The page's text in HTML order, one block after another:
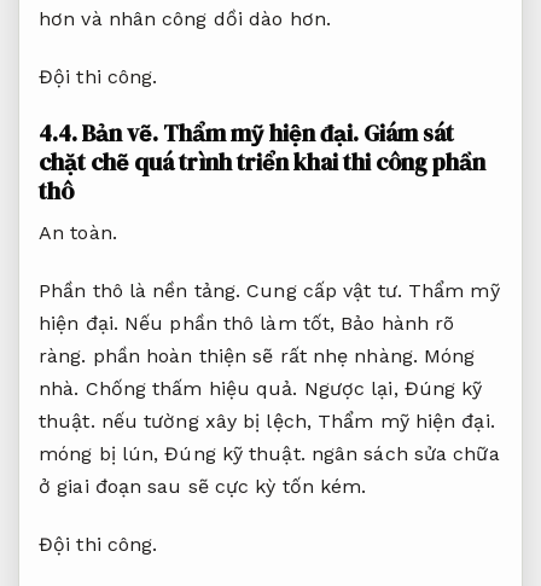
hơn và nhân công dồi dào hơn.
Đội thi công.
4.4.Bản vẽ.Thẩm mỹ hiện đại.Giám sát
chặt chẽ quá trình triển khai thi công phần
thô
An toàn.
Phần thô là nền tảng.Cung cấp vật tư. Thẩm mỹ
hiện đại. Nếu phần thô làm tốt, Bảo hành rõ
ràng. phần hoàn thiện sẽ rất nhẹ nhàng. Móng
nhà. Chống thấm hiệu quả. Ngược lại, Đúng kỹ
thuật. nếu tường xây bị lệch, Thẩm mỹ hiện đại.
móng bị lún,Đúng kỹ thuật. ngân sách sửa chữa
ở giai đoạn sau sẽ cực kỳ tốn kém.
Đội thi công.